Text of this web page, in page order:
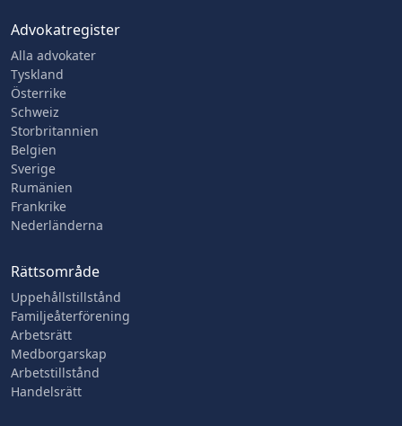
Advokatregister
Alla advokater
Tyskland
Österrike
Schweiz
Storbritannien
Belgien
Sverige
Rumänien
Frankrike
Nederländerna
Rättsområde
Uppehållstillstånd
Familjeåterförening
Arbetsrätt
Medborgarskap
Arbetstillstånd
Handelsrätt